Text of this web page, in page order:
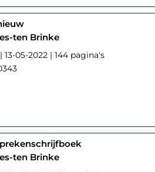
ten Brinke
13-05-2022 | 144 pagina's
ten Brinke